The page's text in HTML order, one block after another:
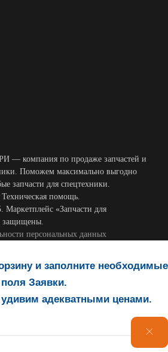
компания по продаже запчастей и
Поможем максимально выгодно
запчасти для спецтехники.
Техническая помощь.
«Запчасти для
защищены.
персональных данных
и заполните необходимые
поля Заявки.
адекватными ценами.